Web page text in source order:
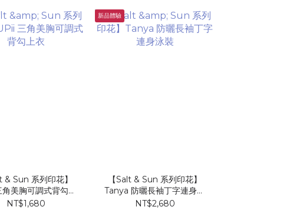
& Sun 系列印花】
美胸可調式背勾上
衣
NT$1,680
新品體驗
【Salt & Sun 系列印花】
Tanya 防曬長袖丁字連身泳
裝
NT$2,680